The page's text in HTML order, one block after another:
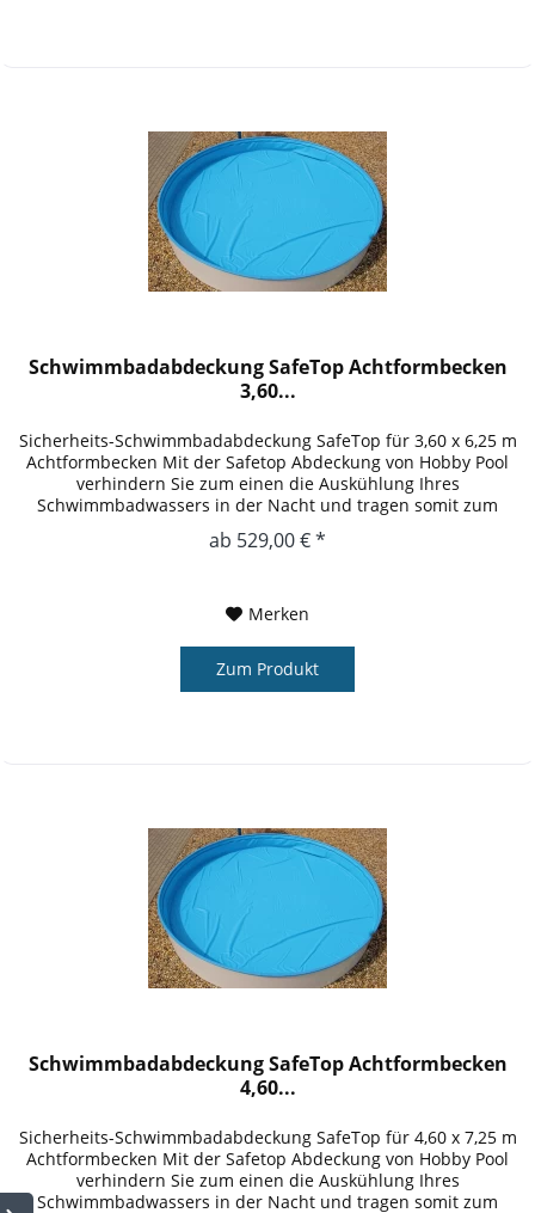
Schwimmbadabdeckung SafeTop Achtformbecken
3,60...
Sicherheits-Schwimmbadabdeckung SafeTop für 3,60 x 6,25 m
Achtformbecken Mit der Safetop Abdeckung von Hobby Pool
verhindern Sie zum einen die Auskühlung Ihres
Schwimmbadwassers in der Nacht und tragen somit zum
Umweltschutz bei und...
ab 529,00 € *
Merken
Zum Produkt
Schwimmbadabdeckung SafeTop Achtformbecken
4,60...
Sicherheits-Schwimmbadabdeckung SafeTop für 4,60 x 7,25 m
Achtformbecken Mit der Safetop Abdeckung von Hobby Pool
verhindern Sie zum einen die Auskühlung Ihres
Schwimmbadwassers in der Nacht und tragen somit zum